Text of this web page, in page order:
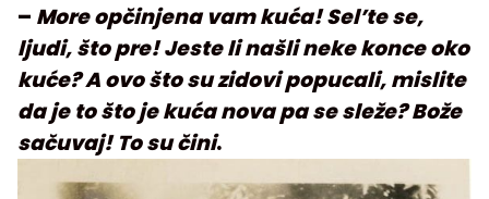
– More opčinjena vam kuća! Sel’te se,
ljudi, što pre! Jeste li našli neke konce oko
kuće? A ovo što su zidovi popucali, mislite
da je to što je kuća nova pa se sleže? Bože
sačuvaj! To su čini.